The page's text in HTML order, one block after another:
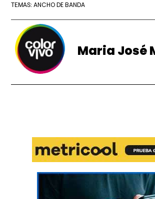
TEMAS:ANCHO DE BANDA
Maria José